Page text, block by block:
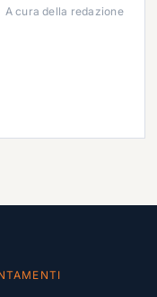
A cura della redazione